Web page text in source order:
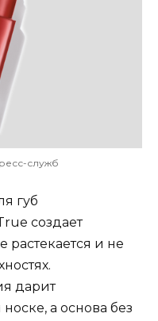
служб
губ
создает
растекается и не
дарит
а основа без